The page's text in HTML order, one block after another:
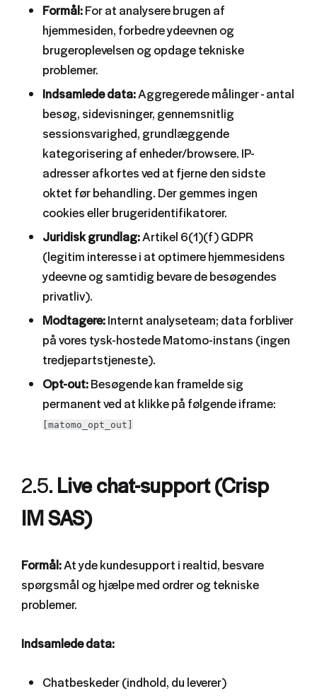
Formål:For at analysere brugen af
hjemmesiden, forbedre ydeevnen og
brugeroplevelsen og opdage tekniske
problemer.
Indsamlede data:Aggregerede målinger - antal
besøg, sidevisninger, gennemsnitlig
sessionsvarighed, grundlæggende
kategorisering af enheder/browsere. IP-
adresser afkortes ved at fjerne den sidste
oktet før behandling. Der gemmes ingen
cookies eller brugeridentifikatorer.
Juridisk grundlag:Artikel 6(1)(f) GDPR
(legitim interesse i at optimere hjemmesidens
ydeevne og samtidig bevare de besøgendes
privatliv).
Modtagere:Internt analyseteam; data forbliver
på vores tysk-hostede Matomo-instans (ingen
tredjepartstjeneste).
Opt-out:Besøgende kan framelde sig
permanent ved at klikke på følgende iframe:
[matomo_opt_out]
2.5. Live chat-support (Crisp
IM SAS)
Formål:At yde kundesupport i realtid, besvare
spørgsmål og hjælpe med ordrer og tekniske
problemer.
Indsamlede data:
Chatbeskeder (indhold, du leverer)